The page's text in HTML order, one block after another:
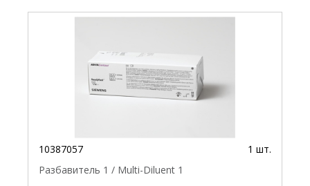
10387057
1 шт.
Разбавитель 1 / Multi-Diluent 1